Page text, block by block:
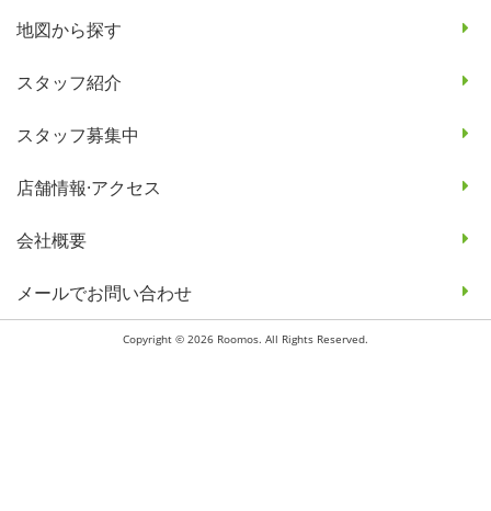
地図から探す
スタッフ紹介
スタッフ募集中
店舗情報·アクセス
会社概要
メールでお問い合わせ
Copyright © 2026 Roomos. All Rights Reserved.